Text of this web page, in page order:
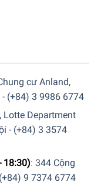
phẩm.
với quý khách.
trên toàn quốc để
cư Anland,
- (+84) 3 9986 6774
Lotte Department
- (+84) 3 3574
18:30): 344 Cộng
(+84) 9 7374 6774